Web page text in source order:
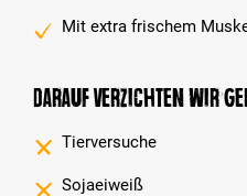
Mit extra frischem
Darauf verzichten wir
Tierversuche
Sojaeiweiß